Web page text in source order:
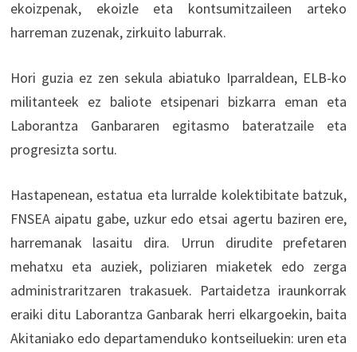
ekoizpenak, ekoizle eta kontsumitzaileen arteko
harreman zuzenak, zirkuito laburrak.
Hori guzia ez zen sekula abiatuko Iparraldean, ELB-ko
militanteek ez baliote etsipenari bizkarra eman eta
Laborantza Ganbararen egitasmo bateratzaile eta
progresizta sortu.
Hastapenean, estatua eta lurralde kolektibitate batzuk,
FNSEA aipatu gabe, uzkur edo etsai agertu baziren ere,
harremanak lasaitu dira. Urrun dirudite prefetaren
mehatxu eta auziek, poliziaren miaketek edo zerga
administraritzaren trakasuek. Partaidetza iraunkorrak
eraiki ditu Laborantza Ganbarak herri elkargoekin, baita
Akitaniako edo departamenduko kontseiluekin: uren eta